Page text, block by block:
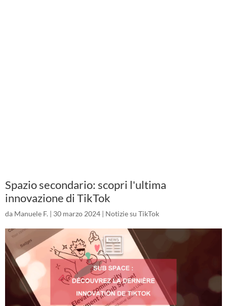
Spazio secondario: scopri l'ultima
innovazione di TikTok
da Manuele F. | 30 marzo 2024 | Notizie su TikTok